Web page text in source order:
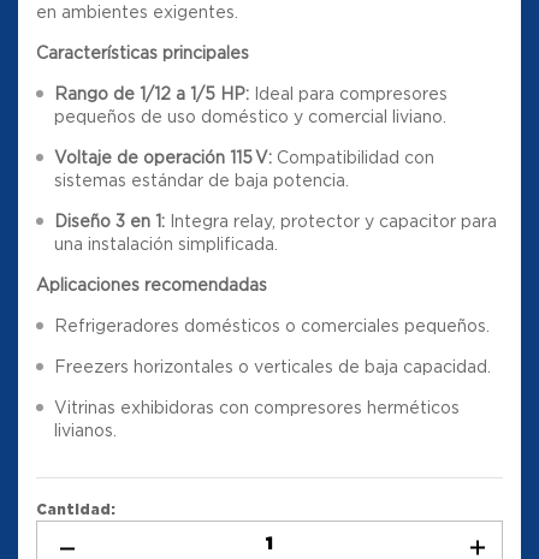
en ambientes exigentes.
Características principales
Rango de 1/12 a 1/5 HP: Ideal para compresores
pequeños de uso doméstico y comercial liviano.
Voltaje de operación 115 V: Compatibilidad con
sistemas estándar de baja potencia.
Diseño 3 en 1: Integra relay, protector y capacitor para
una instalación simplificada.
Aplicaciones recomendadas
Refrigeradores domésticos o comerciales pequeños.
Freezers horizontales o verticales de baja capacidad.
Vitrinas exhibidoras con compresores herméticos
livianos.
Cantidad: